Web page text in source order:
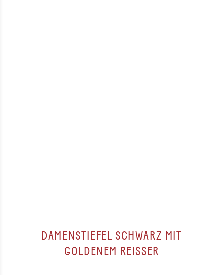
DAMENSTIEFEL SCHWARZ MIT
GOLDENEM REISSER